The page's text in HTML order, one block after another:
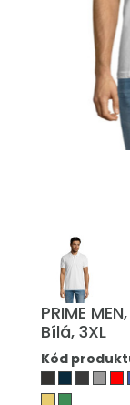
PRIME
Bílá, 3XL
Kód